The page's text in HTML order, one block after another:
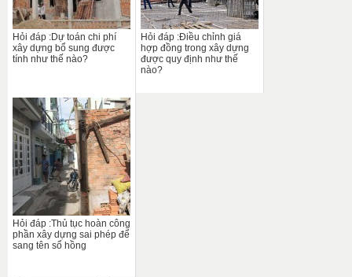
Hỏi đáp :Dự toán chi phí
xây dựng bổ sung được
tính như thế nào?
Hỏi đáp :Điều chỉnh giá
hợp đồng trong xây dựng
được quy định như thế
nào?
Hỏi đáp :Thủ tục hoàn công
phần xây dựng sai phép để
sang tên sổ hồng